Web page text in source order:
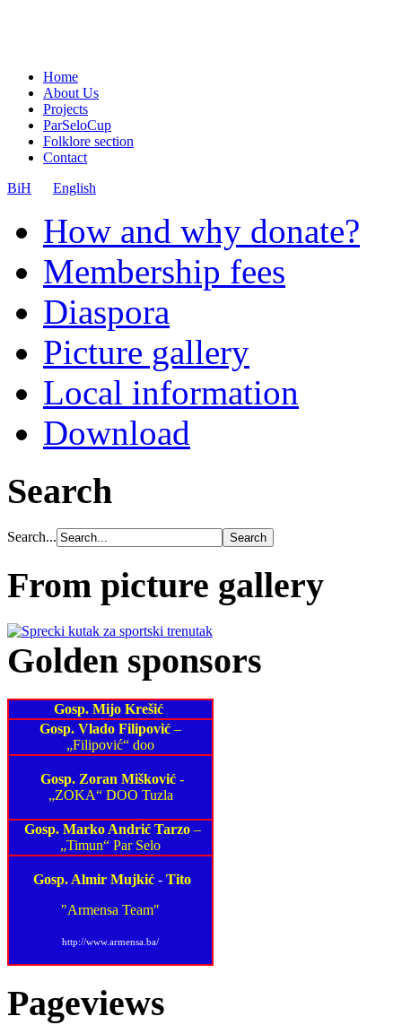
Home
About Us
Projects
ParSeloCup
Folklore section
Contact
BiH
English
How and why donate?
Membership fees
Diaspora
Picture gallery
Local information
Download
Search
Search...
From picture gallery
Golden sponsors
Gosp. Mijo Krešić
Gosp. Vlado Filipović –
„Filipović“ doo
Gosp. Zoran Mišković -
„ZOKA“ DOO Tuzla
Gosp. Marko Andrić Tarzo–
„Timun“ Par Selo
Gosp. Almir Mujkić - Tito
"Armensa Team"
http://www.armensa.ba/
Pageviews